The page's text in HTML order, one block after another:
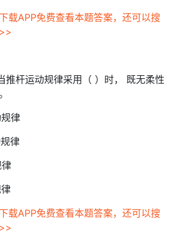
载APP免费查看本题答案，还可以搜
推杆运动规律采用（ ）时， 既无柔性
律
律
载APP免费查看本题答案，还可以搜